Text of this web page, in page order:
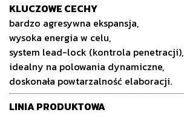
KLUCZOWE CECHY
bardzo agresywna ekspansja,
wysoka energia w celu,
system lead-lock (kontrola penetracji),
idealny na polowania dynamiczne,
doskonała powtarzalność elaboracji.
LINIA PRODUKTOWA